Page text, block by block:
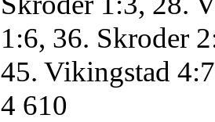
1:6, 36. Skroder
45. Vikingstad 4:7
4 610